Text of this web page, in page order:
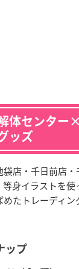
体センター
ッズ
袋店・千日前店
身イラストを使
たトレーディン
ップ